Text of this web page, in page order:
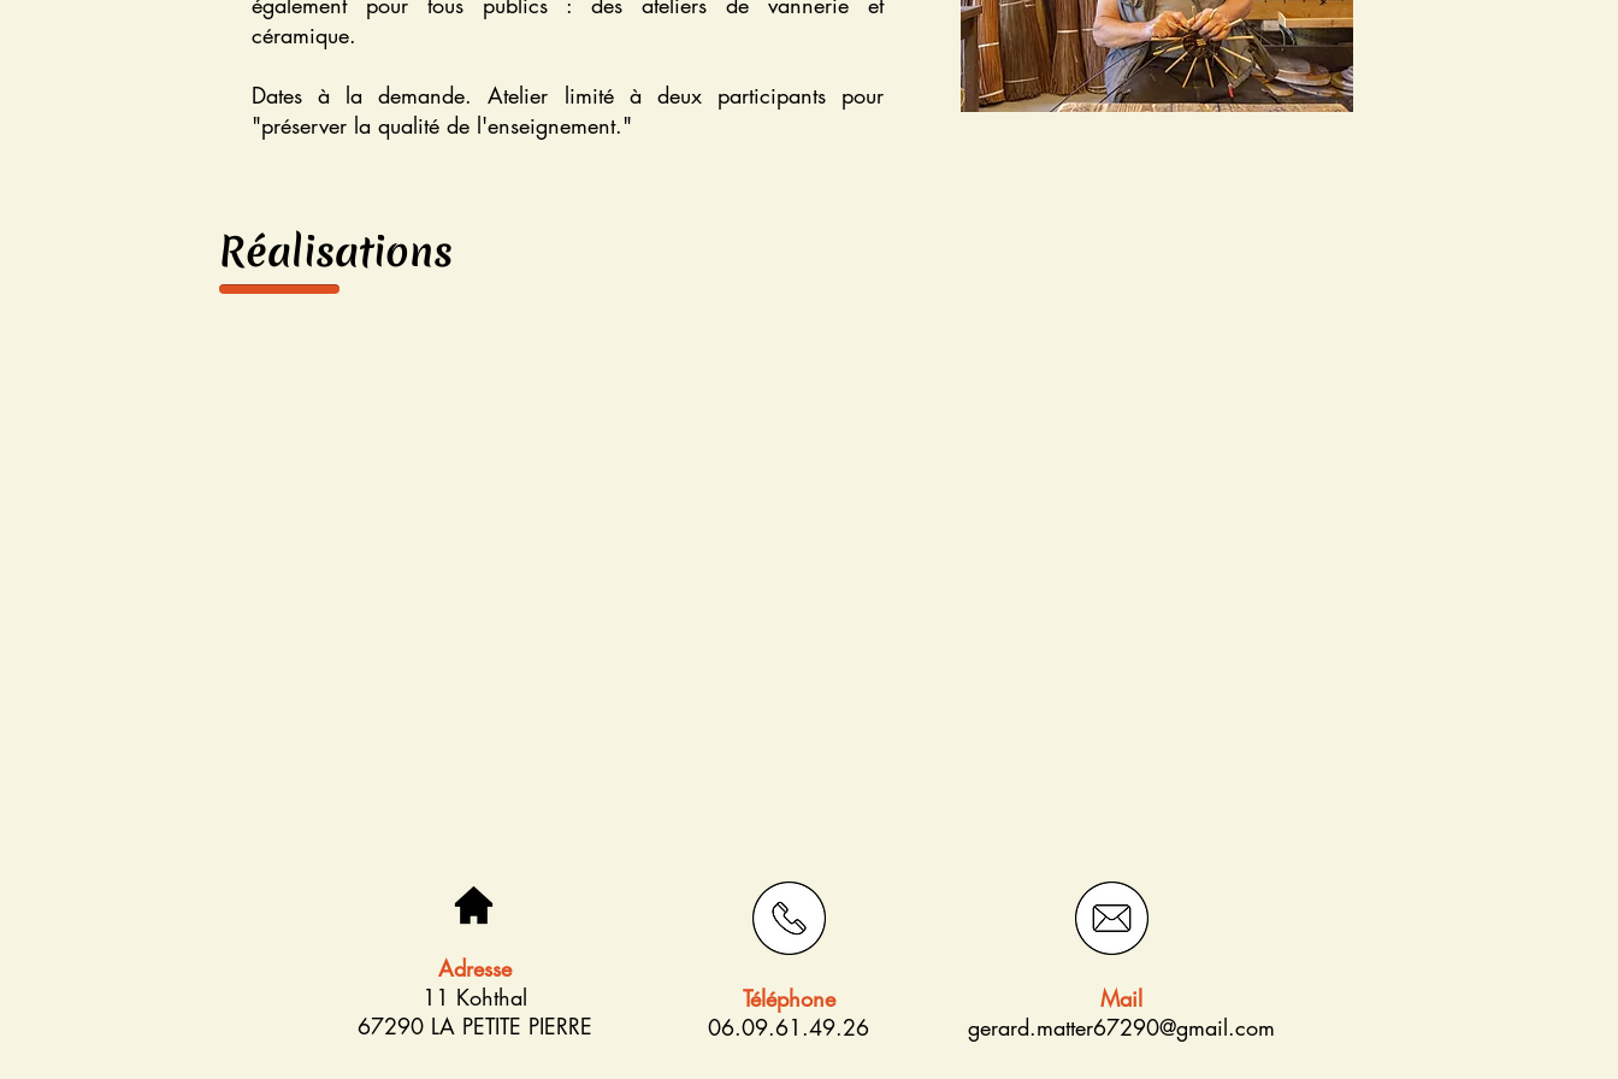
céramique.
Dates à la demande. Atelier limité à deux participants pour
"préserver la qualité de l'enseignement."
Réalisations
Adresse
11 Kohthal
67290 LA PETITE PIERRE
Téléphone
06.09.61.49.26
Mail
gerard.matter67290@gmail.com